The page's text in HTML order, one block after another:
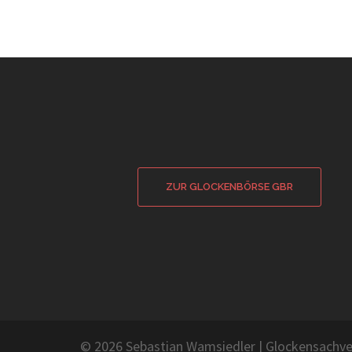
ZUR GLOCKENBÖRSE GBR
© 2026 Sebastian Wamsiedler |